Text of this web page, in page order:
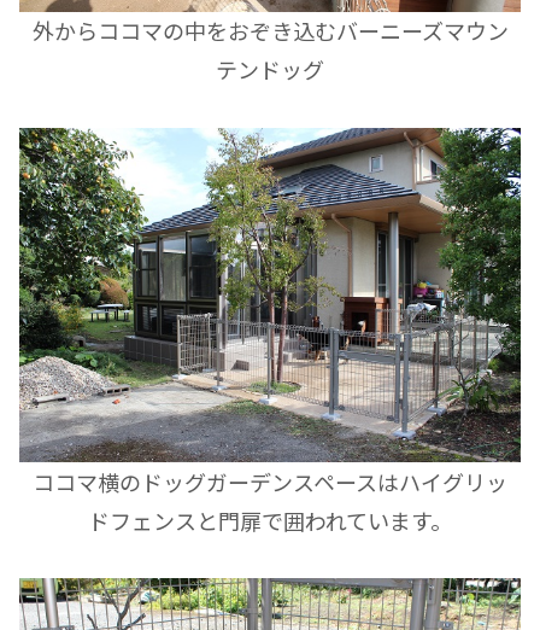
外からココマの中をおぞき込むバーニーズマウン
テンドッグ
ココマ横のドッグガーデンスペースはハイグリッ
ドフェンスと門扉で囲われています。